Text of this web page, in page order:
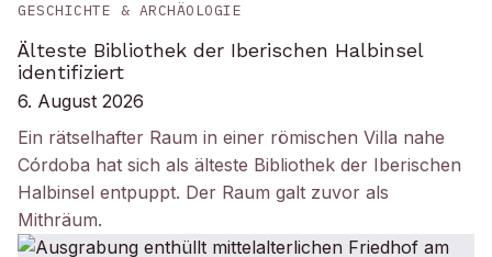
GESCHICHTE & ARCHÄOLOGIE
Älteste Bibliothek der Iberischen Halbinsel
identifiziert
6. August 2026
Ein rätselhafter Raum in einer römischen Villa nahe
Córdoba hat sich als älteste Bibliothek der Iberischen
Halbinsel entpuppt. Der Raum galt zuvor als
Mithräum.